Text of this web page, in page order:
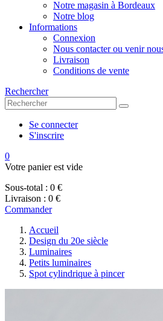
Notre magasin à Bordeaux
Notre blog
Informations
Connexion
Nous contacter ou venir
Livraison
Conditions de vente
Rechercher
Se connecter
S'inscrire
0
Votre panier est vide
Sous-total : 0 €
Livraison : 0 €
Commander
Accueil
Design du 20e siècle
Luminaires
Petits luminaires
Spot cylindrique à pincer